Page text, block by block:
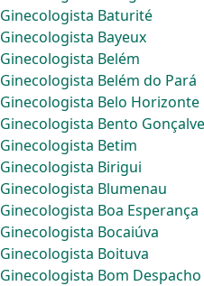
Ginecologista Baturité
Ginecologista Bayeux
Ginecologista Belém
Ginecologista Belém do Pará
Ginecologista Belo Horizonte
Ginecologista Bento
Ginecologista Betim
Ginecologista Birigui
Ginecologista Blumenau
Ginecologista Boa Esperança
Ginecologista Bocaiúva
Ginecologista Boituva
Ginecologista Bom Despacho